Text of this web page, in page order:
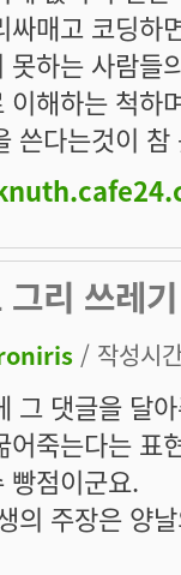
싸매고 코딩하
못하는 사람들
이해하는 척하
쓴다는것이
그리 쓰레
/ 작성시
그 댓글을 달
어죽는다는 표
빵점이군요.
의 주장은 양